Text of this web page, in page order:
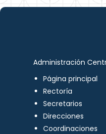
Administración
Página principal
Rectoría
Secretarios
Direcciones
Coordinaciones